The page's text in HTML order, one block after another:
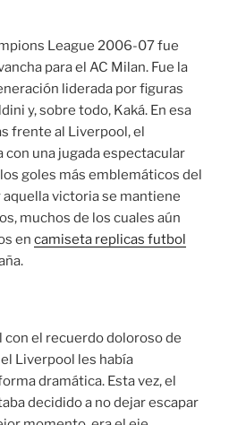
League 2006-07 fue
para el AC Milan. Fue la
liderada por figuras
y, sobre todo, Kaká. En esa
frente al Liverpool, el
con una jugada espectacular
goles más emblemáticos del
victoria se mantiene
muchos de los cuales aún
en camiseta replicas futbol
con el recuerdo doloroso de
Liverpool les había
dramática. Esta vez, el
decidido a no dejar escapar